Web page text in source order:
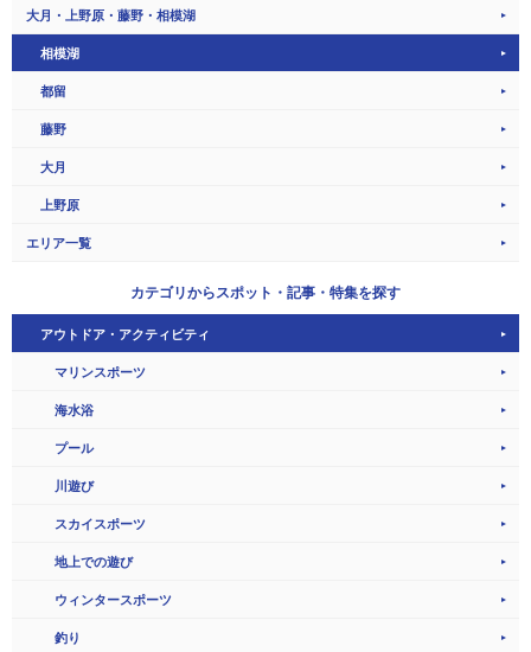
大月・上野原・藤野・相模湖
相模湖
都留
藤野
大月
上野原
エリア一覧
カテゴリから スポット・記事・特集を探す
アウトドア・アクティビティ
マリンスポーツ
海水浴
プール
川遊び
スカイスポーツ
地上での遊び
ウィンタースポーツ
釣り